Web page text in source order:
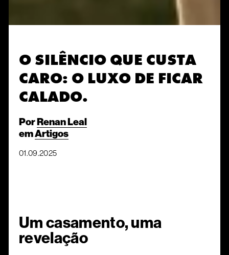
O SILÊNCIO QUE CUSTA
CARO: O LUXO DE FICAR
CALADO.
PorRenan Leal
emArtigos
01.09.2025
Um casamento, uma
revelação